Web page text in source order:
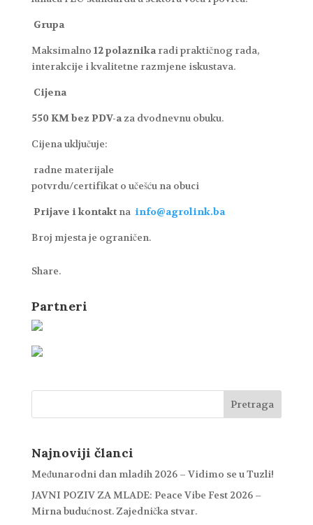
Grupa
Maksimalno 12 polaznikaradi praktičnog rada,
interakcije i kvalitetne razmjene iskustava.
Cijena
550 KM bez PDV-aza dvodnevnu obuku.
Cijena uključuje:
radne materijale
potvrdu/certifikat o učešću na obuci
Prijave i kontaktna info@agrolink.ba
Broj mjesta je ograničen.
Share.
Partneri
Najnoviji članci
Međunarodni dan mladih 2026 – Vidimo se u Tuzli!
JAVNI POZIV ZA MLADE: Peace Vibe Fest 2026 –
Mirna budućnost. Zajednička stvar.